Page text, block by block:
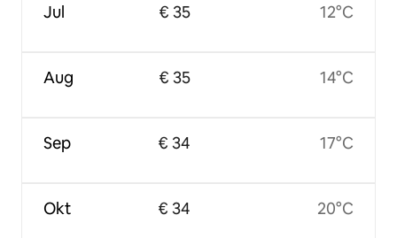
Jul
Aug
Sep
Okt
€ 35
€ 35
€ 34
€ 34
12°C
14°C
17°C
20°C